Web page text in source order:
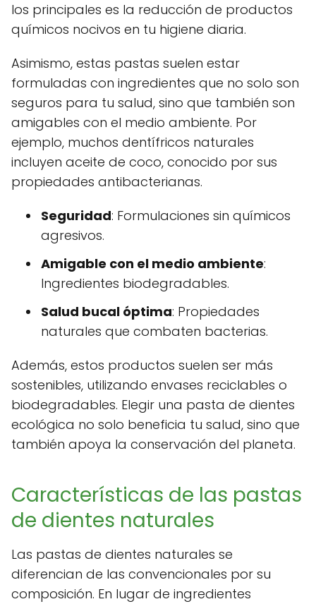
los principales es la reducción de productos
químicos nocivos en tu higiene diaria.
Asimismo, estas pastas suelen estar
formuladas con ingredientes que no solo son
seguros para tu salud, sino que también son
amigables con el medio ambiente. Por
ejemplo, muchos dentífricos naturales
incluyen aceite de coco, conocido por sus
propiedades antibacterianas.
Seguridad: Formulaciones sin químicos
agresivos.
Amigable con el medio ambiente:
Ingredientes biodegradables.
Salud bucal óptima: Propiedades
naturales que combaten bacterias.
Además, estos productos suelen ser más
sostenibles, utilizando envases reciclables o
biodegradables. Elegir una pasta de dientes
ecológica no solo beneficia tu salud, sino que
también apoya la conservación del planeta.
Características de las pastas
de dientes naturales
Las pastas de dientes naturales se
diferencian de las convencionales por su
composición. En lugar de ingredientes